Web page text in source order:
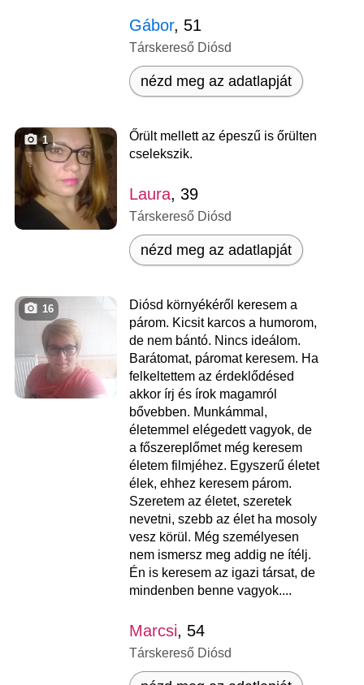
Gábor, 51
Társkereső Diósd
nézd meg az adatlapját
1
Őrült mellett az épeszű is őrülten
cselekszik.
Laura, 39
Társkereső Diósd
nézd meg az adatlapját
16
Diósd környékéről keresem a
párom. Kicsit karcos a humorom,
de nem bántó. Nincs ideálom.
Barátomat, páromat keresem. Ha
felkeltettem az érdeklődésed
akkor írj és írok magamról
bővebben. Munkámmal,
életemmel elégedett vagyok, de
a főszereplőmet még keresem
életem filmjéhez. Egyszerű életet
élek, ehhez keresem párom.
Szeretem az életet, szeretek
nevetni, szebb az élet ha mosoly
vesz körül. Még személyesen
nem ismersz meg addig ne ítélj.
Én is keresem az igazi társat, de
mindenben benne vagyok....
Marcsi, 54
Társkereső Diósd